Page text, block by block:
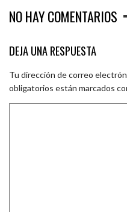
NO HAY COMENTARIOS
DEJA UNA RESPUESTA
Tu dirección de correo
obligatorios están marcados